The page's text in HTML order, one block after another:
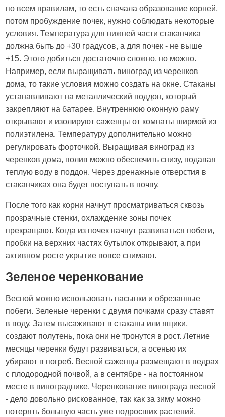
по всем правилам, то есть сначала образование корней,
потом пробуждение почек, нужно соблюдать некоторые
условия. Температура для нижней части стаканчика
должна быть до +30 градусов, а для почек - не выше
+15. Этого добиться достаточно сложно, но можно.
Например, если выращивать виноград из черенков
дома, то такие условия можно создать на окне. Стаканы
устанавливают на металлический поддон, который
закрепляют на батарее. Внутреннюю оконную раму
открывают и изолируют саженцы от комнаты ширмой из
полиэтилена. Температуру дополнительно можно
регулировать форточкой. Выращивая виноград из
черенков дома, полив можно обеспечить снизу, подавая
теплую воду в поддон. Через дренажные отверстия в
стаканчиках она будет поступать в почву.
После того как корни начнут просматриваться сквозь
прозрачные стенки, охлаждение зоны почек
прекращают. Когда из почек начнут развиваться побеги,
пробки на верхних частях бутылок открывают, а при
активном росте укрытие вовсе снимают.
Зеленое черенкование
Весной можно использовать пасынки и обрезанные
побеги. Зеленые черенки с двумя почками сразу ставят
в воду. Затем высаживают в стаканы или ящики,
создают полутень, пока они не тронутся в рост. Летние
месяцы черенки будут развиваться, а осенью их
убирают в погреб. Весной саженцы размещают в ведрах
с плодородной почвой, а в сентябре - на постоянном
месте в винограднике. Черенкование винограда весной
- дело довольно рискованное, так как за зиму можно
потерять большую часть уже подросших растений.